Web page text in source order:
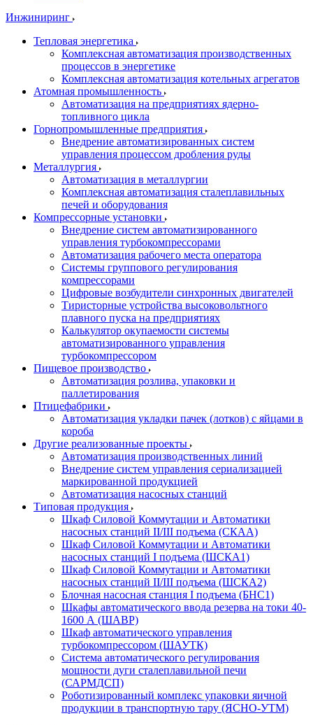
Инжиниринг
Тепловая энергетика
Комплексная автоматизация производственных
процессов в энергетике
Комплексная автоматизация котельных агрегатов
Атомная промышленность
Автоматизация на предприятиях ядерно-
топливного цикла
Горнопромышленные предприятия
Внедрение автоматизированных систем
управления процессом дробления руды
Металлургия
Автоматизация в металлургии
Комплексная автоматизация сталеплавильных
печей и оборудования
Компрессорные установки
Внедрение систем автоматизированного
управления турбокомпрессорами
Автоматизация рабочего места оператора
Системы группового регулирования
компрессорами
Цифровые возбудители синхронных двигателей
Тиристорные устройства высоковольтного
плавного пуска на предприятиях
Калькулятор окупаемости системы
автоматизированного управления
турбокомпрессором
Пищевое производство
Автоматизация розлива, упаковки и
паллетирования
Птицефабрики
Автоматизация укладки пачек (лотков) с яйцами в
короба
Другие реализованные проекты
Автоматизация производственных линий
Внедрение систем управления сериализацией
маркированной продукцией
Автоматизация насосных станций
Типовая продукция
Шкаф Силовой Коммутации и Автоматики
насосных станций II/III подъема (СКАА)
Шкаф Силовой Коммутации и Автоматики
насосных станций I подъема (ШСКА1)
Шкаф Силовой Коммутации и Автоматики
насосных станций II/III подъема (ШСКА2)
Блочная насосная станция I подъема (БНС1)
Шкафы автоматического ввода резерва на токи 40-
1600 А (ШАВР)
Шкаф автоматического управления
турбокомпрессором (ШАУТК)
Система автоматического регулирования
мощности дуги сталеплавильной печи
(САРМДСП)
Роботизированный комплекс упаковки яичной
продукции в транспортную тару (ЯСНО-УТМ)